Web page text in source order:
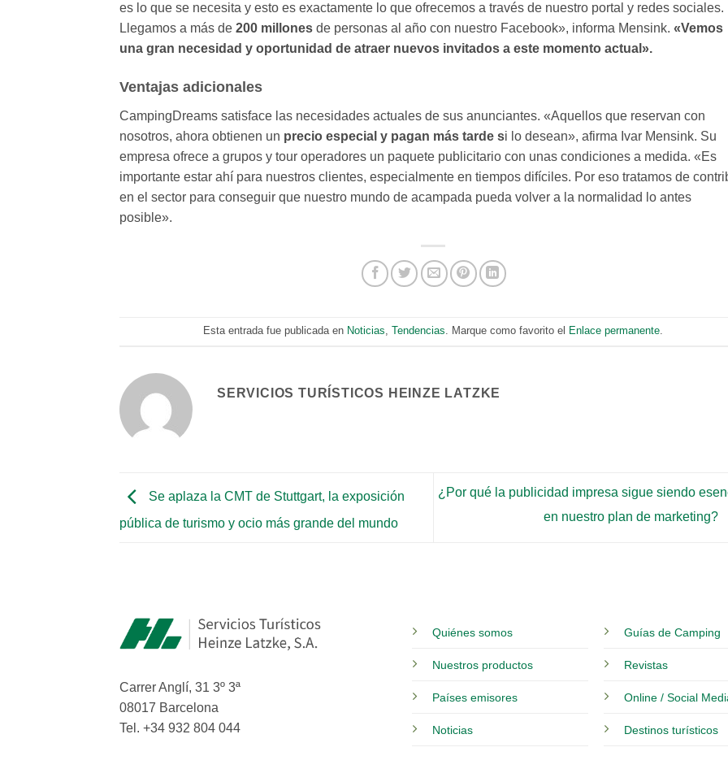
es lo que se necesita y esto es exactamente lo que ofrecemos a través de nuestro portal y redes sociales.
Llegamos a más de 200 millones de personas al año con nuestro Facebook», informa Mensink. «Vemos
una gran necesidad y oportunidad de atraer nuevos invitados a este momento actual».
Ventajas adicionales
CampingDreams satisface las necesidades actuales de sus anunciantes. «Aquellos que reservan con
nosotros, ahora obtienen un precio especial y pagan más tarde si lo desean», afirma Ivar Mensink. Su
empresa ofrece a grupos y tour operadores un paquete publicitario con unas condiciones a medida. «Es
importante estar ahí para nuestros clientes, especialmente en tiempos difíciles. Por eso tratamos de
en el sector para conseguir que nuestro mundo de acampada pueda volver a la normalidad lo antes
posible».
Esta entrada fue publicada en Noticias,Tendencias. Marque como favorito el Enlace permanente.
SERVICIOS TURÍSTICOS HEINZE LATZKE
Se aplaza la CMT de Stuttgart, la exposición
pública de turismo y ocio más grande del mundo
¿Por qué la publicidad impresa sigue siendo
en nuestro plan de marketing?
Carrer Anglí, 31 3º 3ª
08017 Barcelona
Tel. +34 932 804 044
Quiénes somos
Nuestros productos
Países emisores
Noticias
Guías de Camping
Revistas
Online / Social
Destinos turísticos